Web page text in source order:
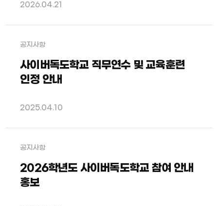
2026.04.21
공지사항
사이버독도학교 직무연수 및 교육훈련
인정 안내
2025.04.10
공지사항
2026학년도 사이버독도학교 참여 안내
홍보